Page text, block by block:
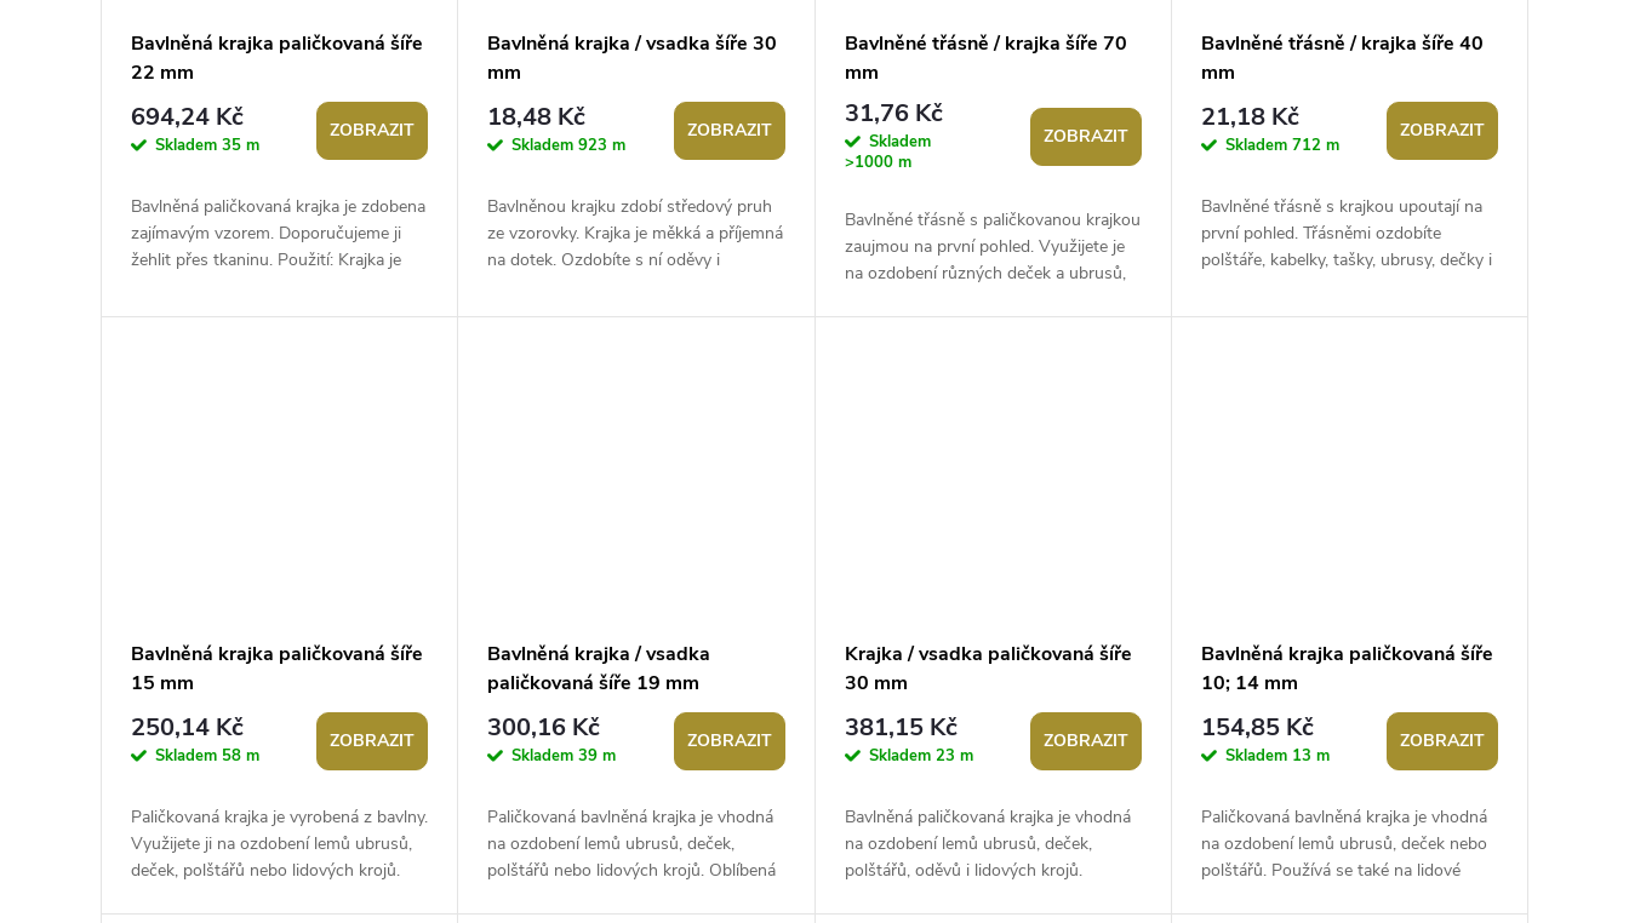
Bavlněná krajka paličkovaná šíře
22 mm
694,24 Kč
Skladem 35 m
ZOBRAZIT
Bavlněná paličkovaná krajka je zdobena
zajímavým vzorem. Doporučujeme ji
žehlit přes tkaninu. Použití: Krajka je
Bavlněná krajka / vsadka šíře 30
mm
18,48 Kč
Skladem923 m
ZOBRAZIT
Bavlněnou krajku zdobí středový pruh
ze vzorovky. Krajka je měkká a příjemná
na dotek. Ozdobíte s ní oděvy i
Bavlněné třásně / krajka šíře 70
mm
31,76 Kč
Skladem
>1000 m
ZOBRAZIT
Bavlněné třásně s paličkovanou krajkou
zaujmou na první pohled. Využijete je
na ozdobení různých deček a ubrusů,
Bavlněné třásně / krajka šíře 40
mm
21,18 Kč
Skladem 712 m
ZOBRAZIT
Bavlněné třásně s krajkou upoutají na
první pohled. Třásněmi ozdobíte
polštáře, kabelky, tašky, ubrusy, dečky i
Bavlněná krajka paličkovaná šíře
15 mm
250,14 Kč
Skladem 58 m
ZOBRAZIT
Paličkovaná krajka je vyrobená z bavlny.
Využijete ji na ozdobení lemů ubrusů,
deček, polštářů nebo lidových krojů.
Bavlněná krajka / vsadka
paličkovaná šíře 19 mm
300,16 Kč
Skladem39 m
ZOBRAZIT
Paličkovaná bavlněná krajka je vhodná
na ozdobení lemů ubrusů, deček,
polštářů nebo lidových krojů. Oblíbená
Krajka / vsadka paličkovaná šíře
30 mm
381,15 Kč
Skladem 23 m
ZOBRAZIT
Bavlněná paličkovaná krajka je vhodná
na ozdobení lemů ubrusů, deček,
polštářů, oděvů i lidových krojů.
Bavlněná krajka paličkovaná šíře
10; 14 mm
154,85 Kč
Skladem 13 m
ZOBRAZIT
Paličkovaná bavlněná krajka je vhodná
na ozdobení lemů ubrusů, deček nebo
polštářů. Používá se také na lidové